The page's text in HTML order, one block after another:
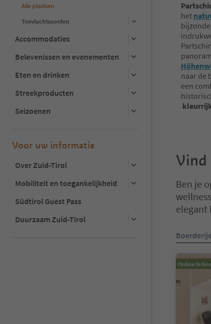
Alle plaatsen
Toevluchtsoorden
Accommodaties
Belevenissen en evenementen
Eten en drinken
Streekproducten
Seizoenen
Voor uw informatie
Over Zuid-Tirol
Mobiliteit en toegankelijkheid
Südtirol Guest Pass
Duurzaam Zuid-Tirol
het
naar de
een
Vind
Ben je
elegant
Online te